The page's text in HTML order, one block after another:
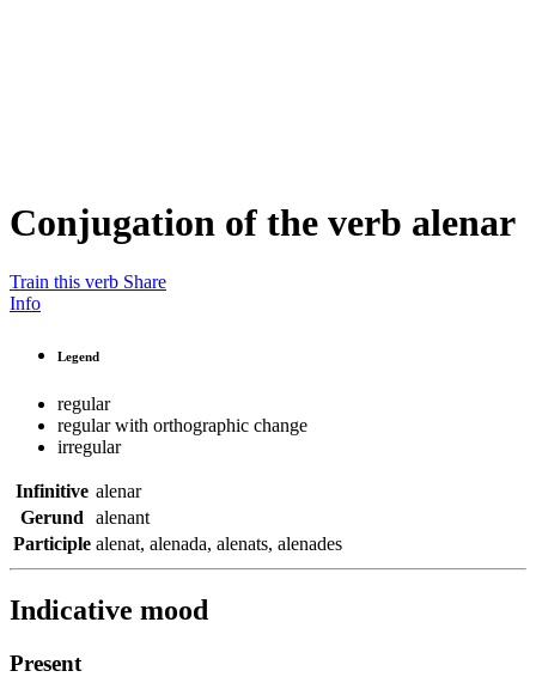
Conjugation of the verb alenar
Train this verb Share
Info
Legend
regular
regular with orthographic change
irregular
Infinitive alenar
Gerund
alenant
Participle alenat, alenada, alenats, alenades
Indicative mood
Present